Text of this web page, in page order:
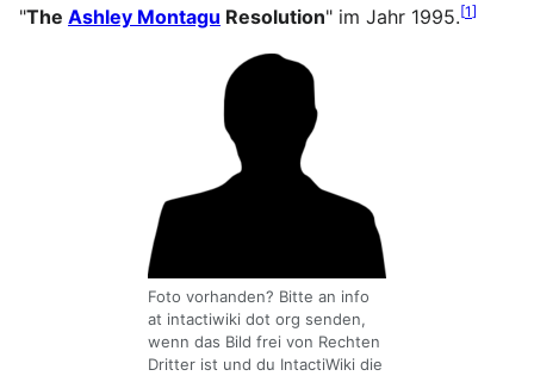
"The Ashley Montagu Resolution" im Jahr 1995.[1]
Foto vorhanden? Bitte an info
at intactiwiki dot org senden,
wenn das Bild frei von Rechten
Dritter ist und du IntactiWiki die